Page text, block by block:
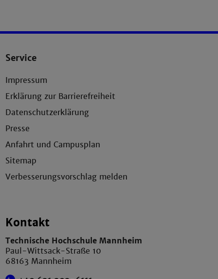
Service
Impressum
Erklärung zur Barrierefreiheit
Datenschutzerklärung
Presse
Anfahrt und Campusplan
Sitemap
Verbesserungsvorschlag melden
Kontakt
Technische Hochschule Mannheim
Paul-Wittsack-Straße 10
68163 Mannheim